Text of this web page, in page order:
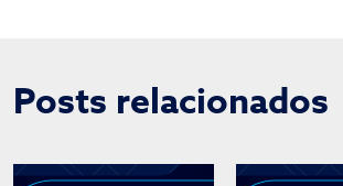
Posts relacionados